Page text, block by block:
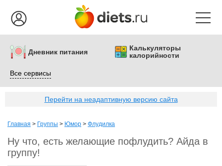
Дневник питания
Калькуляторы
калорийности
Все сервисы
Перейти на неадаптивную версию сайта
Главная > Группы > Юмор > Флудилка
Ну что, есть желающие пофлудить? Айда в
группу!